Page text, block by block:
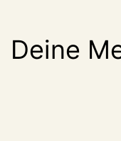
Deine